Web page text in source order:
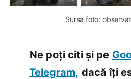
Sursa foto:
Ne poți citi și pe
Telegram, dacă îți